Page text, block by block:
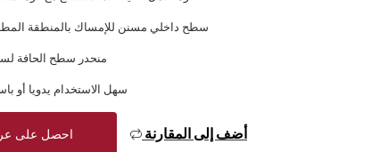
سطح داخلي مسنن للإمساك بالمنطقة
منحدر سطح الحافة
سهل الاستخدام يدويا أو
احصل على أضف إلى المقارنة